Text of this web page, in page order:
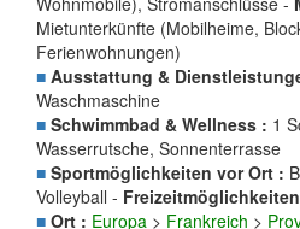
Mietunterkünfte (Mobilheime,
Ferienwohnungen)
■ Ausstattung &
Waschmaschine
■ Schwimmbad & Wellness : 1
Wasserrutsche, Sonnenterrasse
■ Sportmöglichkeiten vor Ort :
Volleyball -
■ Ort : Europa > Frankreich >